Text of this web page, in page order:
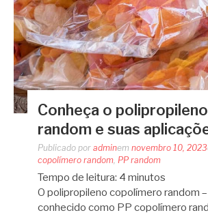
Conheça o
random e suas
Publicado por adminem novembro 10, 2023
copolímero random PP random
Tempo de leitura: 4 minutos
O polipropileno copolímero random
conhecido como PP copolímero